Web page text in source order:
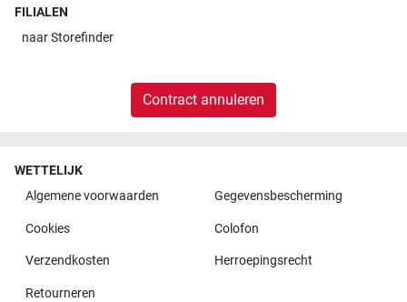
FILIALEN
naarStorefinder
Contract annuleren
WETTELIJK
Algemene voorwaarden
Gegevensbescherming
Cookies Colofon
Verzendkosten Herroepingsrecht
Retourneren